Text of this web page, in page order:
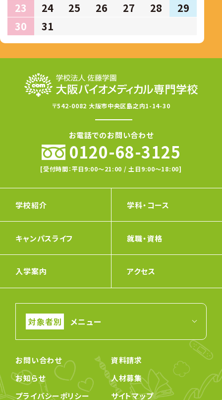
23
24 25 26 27 28
29
30
31
〒542-0082 大阪市中央区島之内1-14-30
お電話でのお問い合わせ
0120-68-3125
[受付時間：平日9:00〜21:00 / 土日9:00〜18:00]
学校紹介 学科・コース
キャンパスライフ 就職・資格
入学案内 アクセス
メニュー
お問い合わせ
資料請求
お知らせ
人材募集
プライバシーポリシー
サイトマップ